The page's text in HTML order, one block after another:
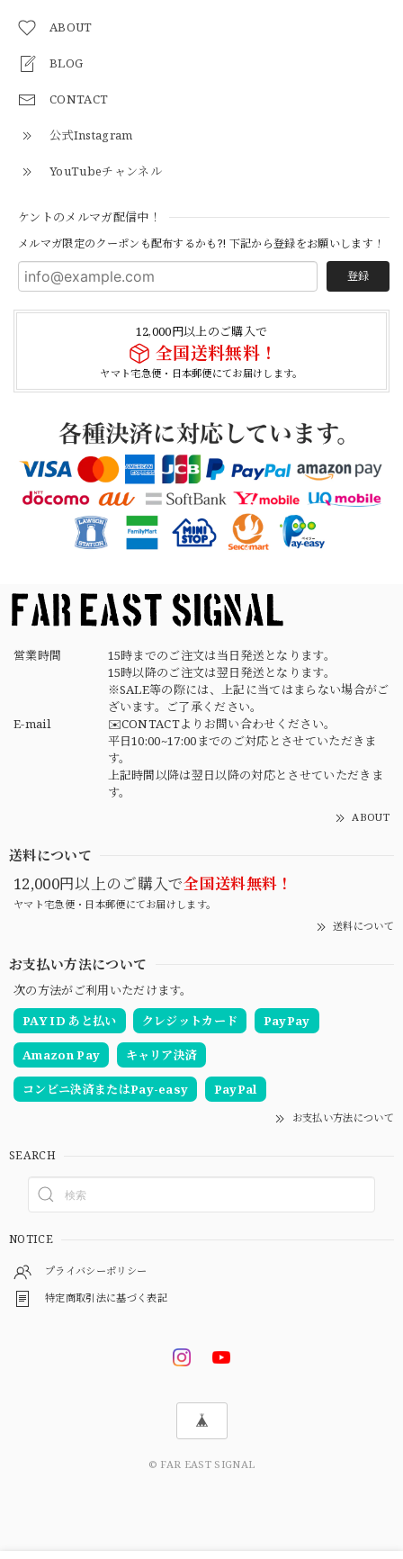
ABOUT
BLOG
CONTACT
公式Instagram
YouTubeチャンネル
ケントのメルマガ配信中！
メルマガ限定のクーポンも配布するかも?! 下記から登録をお願いします！
登録
12,000円以上のご購入で
全国送料無料！
ヤマト宅急便・日本郵便にてお届けします。
とても早く対応頂きありがとうございました。
2026/04/25
【Cooperstown Ball Cap】Made in USA Baseball Cap "1952 BIRMINGHAM BLACK BARONS" 新品 クーパーズタウンボールキャップ バーミングハムブラックバロンズ 6パネル
BLACK
2026/04/21
NAVY
2026/04/21
【USED】Canadian Army IECS Fleece Pants 実物 カナダ軍 フリースパンツ ユーズド
⑥サイズ
2026/04/17
営業時間
15時までのご注文は当日発送となります。
15時以降のご注文は翌日発送となります。
※SALE等の際には、上記に当てはまらない場合がご
ざいます。ご了承ください。
E-mail
✉️CONTACTよりお問い合わせください。
平日10:00~17:00までのご対応とさせていただきま
す。
上記時間以降は翌日以降の対応とさせていただきま
す。
ABOUT
送料について
12,000円以上のご購入で全国送料無料！
ヤマト宅急便・日本郵便にてお届けします。
送料について
お支払い方法について
次の方法がご利用いただけます。
PAY ID あと払い
クレジットカード PayPay
Amazon Pay キャリア決済
コンビニ決済またはPay-easy PayPal
お支払い方法について
SEARCH
NOTICE
プライバシーポリシー
特定商取引法に基づく表記
© FAR EAST SIGNAL